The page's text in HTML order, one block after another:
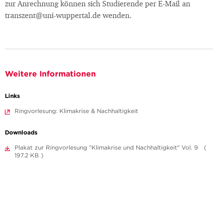
zur Anrechnung können sich Studierende per E-Mail an
transzent@uni-wuppertal.de wenden.
Weitere Informationen
Links
Ringvorlesung: Klimakrise & Nachhaltigkeit
Downloads
Plakat zur Ringvorlesung "Klimakrise und Nachhaltigkeit" Vol. 9 (
197.2 KB )